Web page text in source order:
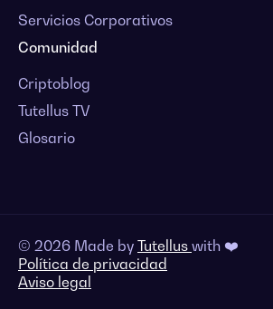
Servicios Corporativos
Comunidad
Criptoblog
Tutellus TV
Glosario
© 2026 Made by Tutellus with ❤️
Política de privacidad
Aviso legal